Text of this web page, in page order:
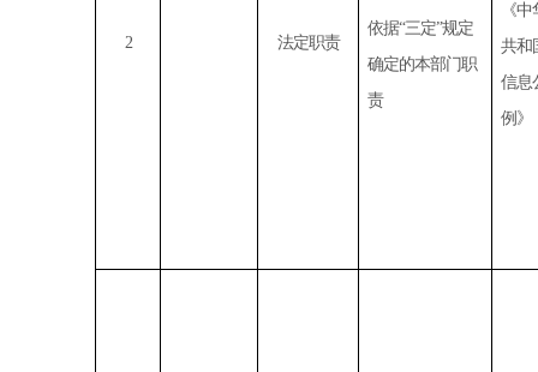
2 法定职责
依据“三定”规定
确定的本部门职
责
《
共和
信息
例》